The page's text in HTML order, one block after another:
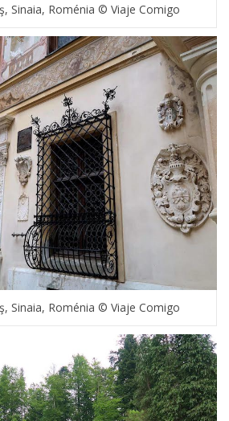
Sinaia, Roménia © Viaje Comigo
Sinaia, Roménia © Viaje Comigo